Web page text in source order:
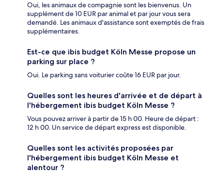
Oui, les animaux de compagnie sont les bienvenus. Un
supplément de 10 EUR par animal et par jour vous sera
demandé. Les animaux d'assistance sont exemptés de frais
supplémentaires.
Est-ce que ibis budget Köln Messe propose un
parking sur place ?
Oui. Le parking sans voiturier coûte 16 EUR par jour.
Quelles sont les heures d'arrivée et de départ à
l'hébergement ibis budget Köln Messe ?
Vous pouvez arriver à partir de 15 h 00. Heure de départ :
12 h 00. Un service de départ express est disponible.
Quelles sont les activités proposées par
l'hébergement ibis budget Köln Messe et
alentour ?